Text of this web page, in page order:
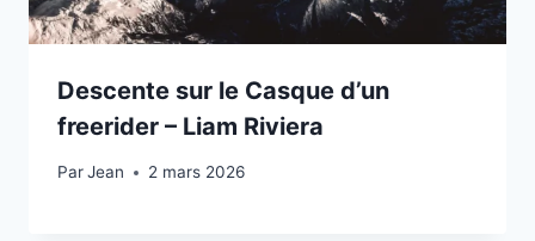
Descente sur le Casque d’un
freerider – Liam Riviera
ParJean
2 mars 20262 mars 2026